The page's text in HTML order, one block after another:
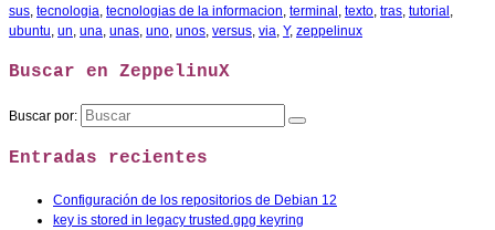
sus tecnologia tecnologias de la informacion terminal texto tras tutorial
ubuntu un una unas uno unos versus via Y, zeppelinux
Buscar en ZeppelinuX
Buscar por:
Entradas recientes
Configuración de los repositorios de Debian 12
key is stored in legacy trusted.gpg keyring